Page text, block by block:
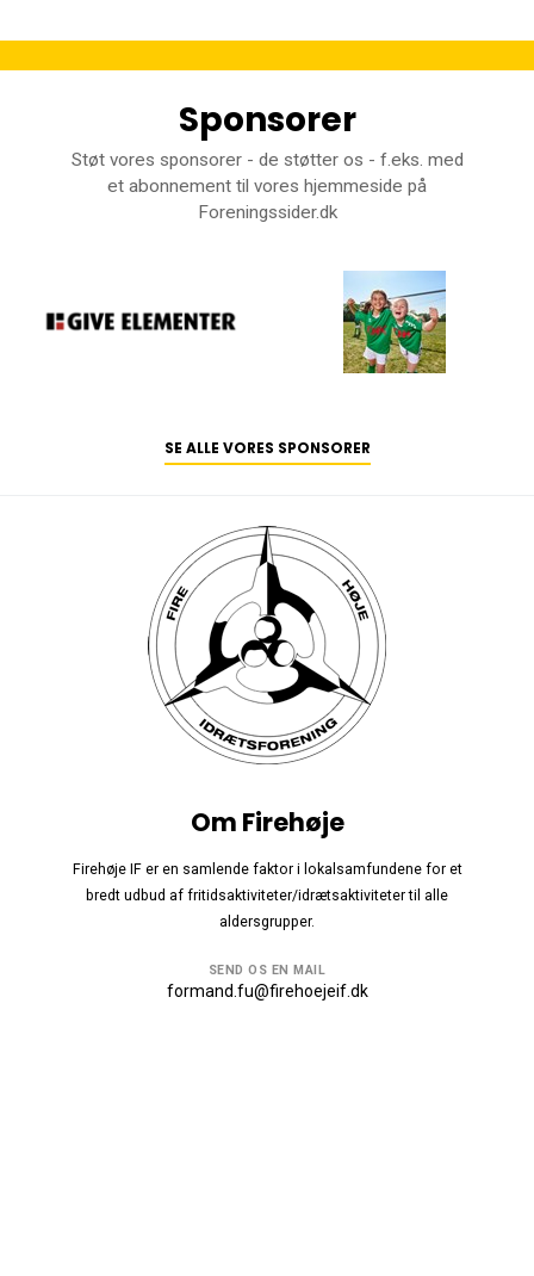
Sponsorer
Støt vores sponsorer - de støtter os - f.eks. med
et abonnement til vores hjemmeside på
Foreningssider.dk
SE ALLE VORES SPONSORER
Om Firehøje
Firehøje IF er en samlende faktor i lokalsamfundene for et
bredt udbud af fritidsaktiviteter/idrætsaktiviteter til alle
aldersgrupper.
SEND OS EN MAIL
formand.fu@firehoejeif.dk